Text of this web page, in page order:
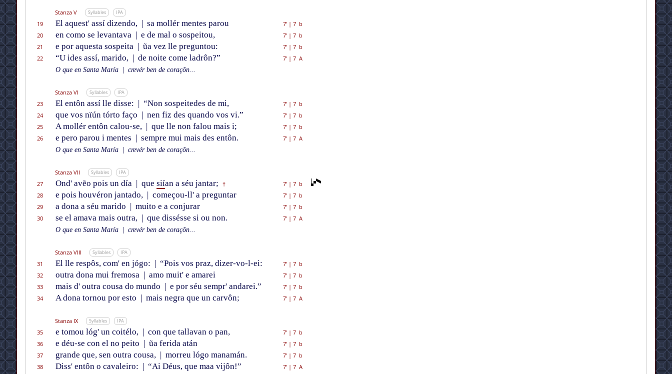
Stanza V Syllables IPA
19 El aquest' assí dizendo, | sa mollér mentes parou 7'| 7 b
20
en como se levantava | e de mal o sospeitou, 7'| 7 b
21
e por aquesta sospeita | ũa vez lle preguntou: 7'| 7 b
22
“U ides assí, marido, | de noite come ladrôn?” 7'| 7 A
O que en Santa María
crevér ben de coraçôn...
Stanza VI Syllables IPA
23 El entôn assí lle disse: | “Non sospeitedes de mi, 7'| 7 b
24
que vos nïún tórto faço | nen fiz des quando vos vi.” 7'| 7 b
25
A mollér entôn calou-se, | que lle non falou mais i; 7'| 7 b
26
e pero parou i mentes | sempre mui mais des entôn. 7'| 7 A
O que en Santa María
crevér ben de coraçôn...
Stanza VII Syllables IPA
27 Ond' avẽo pois un día | que siían a séu jantar; † 7'| 7 b
28
e pois houvéron jantado, | começou-ll' a preguntar 7'| 7 b
29
a dona a séu marido | muito e a conjurar 7'| 7 b
30
se el amava mais outra, | que dissésse si ou non. 7'| 7 A
O que en Santa María
crevér ben de coraçôn...
Stanza VIII Syllables IPA
31 El lle respôs, com' en jógo: | “Pois vos praz, dizer-vo-l-ei: 7'| 7 b
32
outra dona mui fremosa | amo muit' e amarei 7'| 7 b
33
mais d' outra cousa do mundo | e por séu sempr' andarei.” 7'| 7 b
34
A dona tornou por esto | mais negra que un carvôn; 7'| 7 A
Stanza IX Syllables IPA
35 e tomou lóg' un coitélo, | con que tallavan o pan, 7'| 7 b
36
e déu-se con el no peito | ũa ferida atán 7'| 7 b
37
grande que, sen outra cousa, | morreu lógo manamán. 7'| 7 b
38
Diss' entôn o cavaleiro: | “Ai Déus, que maa vijôn!” 7'| 7 A